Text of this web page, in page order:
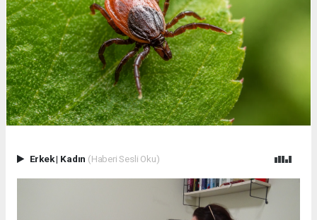
Erkek| Kadın (Haberi Sesli Oku)